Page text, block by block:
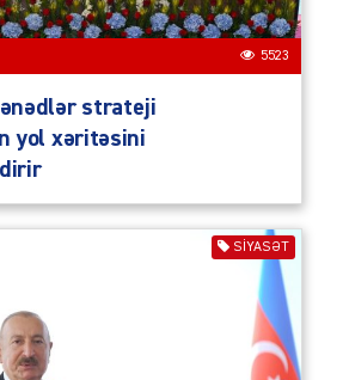
5523
strateji
yol xəritəsini
SIYASƏT